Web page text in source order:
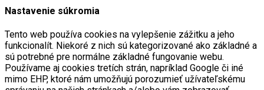
Nastavenie súkromia
Tento web používa cookies na vylepšenie zážitku a jeho
funkcionalít. Niekoré z nich sú kategorizované ako základné a
sú potrebné pre normálne základné fungovanie webu.
Používame aj cookies tretích strán, napríklad Google či iné
mimo EHP, ktoré nám umožňujú porozumieť užívateľskému